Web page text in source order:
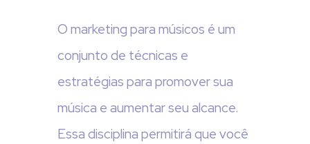
O marketing para músicos é um
conjunto de técnicas e
estratégias para promover sua
música e aumentar seu alcance.
Essa disciplina permitirá que você